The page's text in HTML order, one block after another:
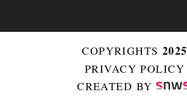
COPYRIGHTS 2025
PRIVACY POLICY
CREATED BY